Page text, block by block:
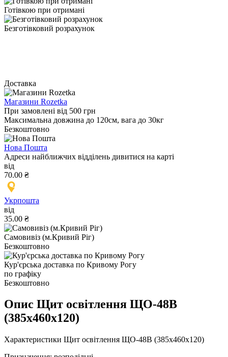
Готівкою при отримані
Безготівковий розрахунок
Доставка
Магазини Rozetka
При замовлені від 500 грн
Максимальна довжина до 120см, вага до 30кг
Безкоштовно
Нова Пошта
Адреси найближчих відділень дивитися на карті
від
70.00 ₴
Укрпошта
від
35.00 ₴
Самовивіз (м.Кривий Ріг)
Безкоштовно
Кур'єрська доставка по Кривому Рогу
по графіку
Безкоштовно
Опис Щит оcвiтлення ЩО-48В
(385х460х120)
Характеристики Щит освітлення ЩО-48В (385х460х120)